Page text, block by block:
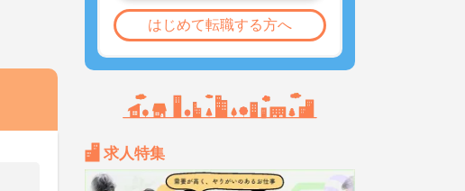
はじめて転職する方へ
求人特集